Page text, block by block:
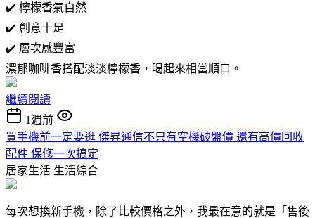
✔️ 檸檬香氣自然
✔️ 創意十足
✔️ 層次感豐富
濃郁咖啡香搭配淡淡檸檬香，喝起來相當順口。
繼續閱讀
1週前
買手機前一定要逛 傑昇通信不只有空機破盤價 還有高價回收
配件 保修一次搞定
居家生活 生活綜合
每次想換新手機，除了比較價格之外，我最在意的就是「售後